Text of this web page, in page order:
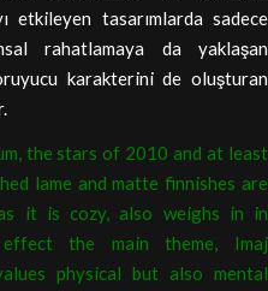
etkileyen tasarımlarda sadece
rahatlamaya da yaklaşan
karakterini de oluşturan
the stars of 2010 and at least
lame and matte finnishes are
it is cozy, also weighs in in
the main theme, Imaj
physical but also mental